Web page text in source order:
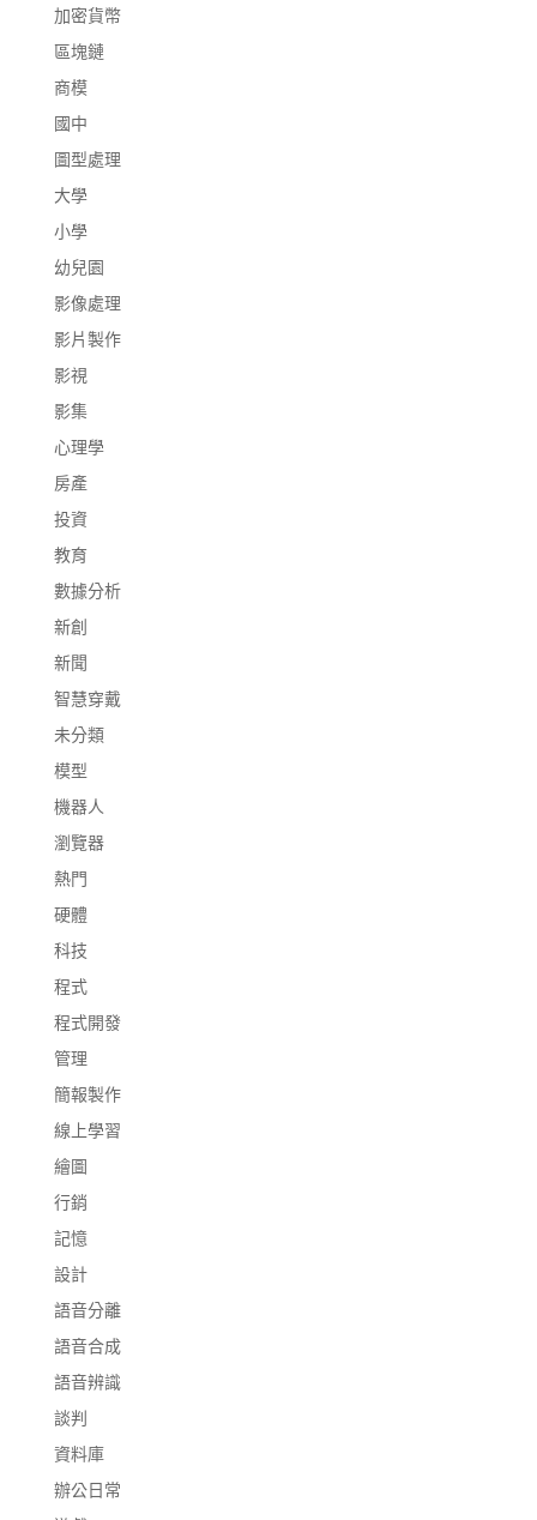
加密貨幣
區塊鏈
商模
國中
圖型處理
大學
小學
幼兒園
影像處理
影片製作
影視
影集
心理學
房產
投資
教育
數據分析
新創
新聞
智慧穿戴
未分類
模型
機器人
瀏覽器
熱門
硬體
科技
程式
程式開發
管理
簡報製作
線上學習
繪圖
行銷
記憶
設計
語音分離
語音合成
語音辨識
談判
資料庫
辦公日常